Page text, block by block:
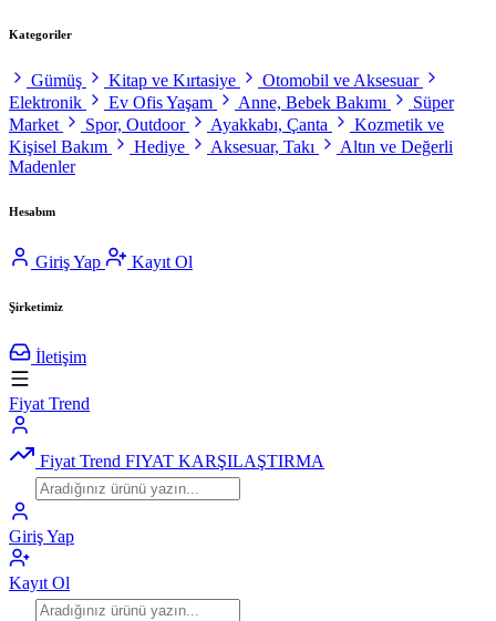
Kategoriler
Gümüş Kitap ve Kırtasiye
Otomobil ve Aksesuar
Elektronik
Ev Ofis Yaşam Anne, Bebek Bakımı
Süper
Market
Spor, Outdoor Ayakkabı, Çanta
Kozmetik ve
Kişisel Bakım
Hediye Aksesuar, Takı
Altın ve Değerli
Madenler
Hesabım
Giriş Yap Kayıt Ol
Şirketimiz
İletişim
Fiyat Trend
Fiyat Trend FIYAT KARŞILAŞTIRMA
Giriş Yap
Kayıt Ol